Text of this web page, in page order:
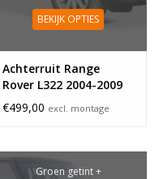
BEKIJK OPTIES
Achterruit Range
Rover L322 2004-2009
€499,00 excl. montage
Groen getint +